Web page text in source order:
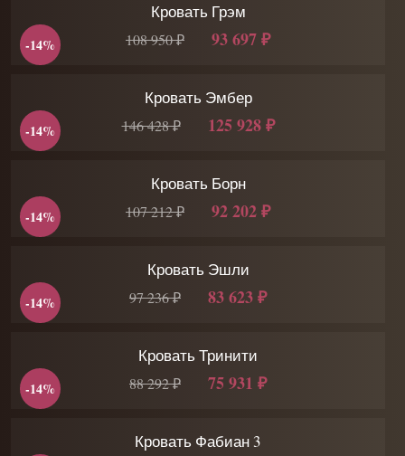
Кровать Грэм
108 950 ₽ 93 697 ₽
-14%
Кровать Эмбер
146 428 ₽ 125 928 ₽
-14%
Кровать Борн
107 212 ₽ 92 202 ₽
-14%
Кровать Эшли
97 236 ₽ 83 623 ₽
-14%
Кровать Тринити
88 292 ₽ 75 931 ₽
-14%
Кровать Фабиан 3